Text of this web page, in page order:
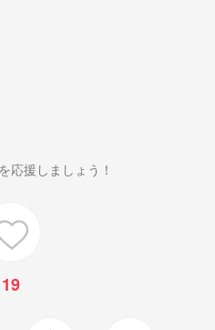
応援しましょう！
19